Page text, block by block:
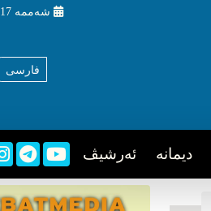
شه‌ممه‌ 17 گه‌لاوێژ2726
فارسی
دیمانه ئه‌رشیڤ